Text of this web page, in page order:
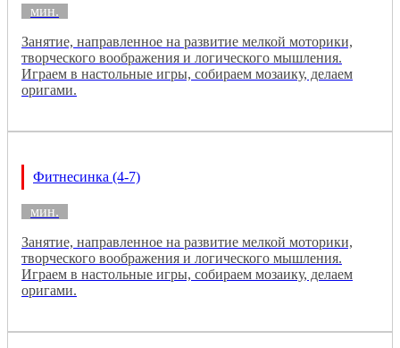
мин.
Занятие, направленное на развитие мелкой моторики,
творческого воображения и логического мышления.
Играем в настольные игры, собираем мозаику, делаем
оригами.
Фитнесинка (4-7)
мин.
Занятие, направленное на развитие мелкой моторики,
творческого воображения и логического мышления.
Играем в настольные игры, собираем мозаику, делаем
оригами.